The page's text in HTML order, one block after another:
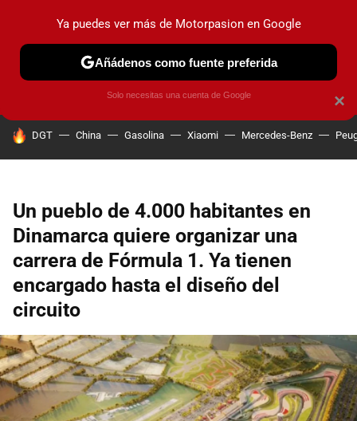
PRUEBAS COCHES ELÉCTRICOS OBSERVATORIO
HOY SE HABLA DE
DGT China Gasolina Xiaomi Mercedes-Benz
Un pueblo de 4.000 habitantes en
Dinamarca quiere organizar una
carrera de Fórmula 1. Ya tienen
encargado hasta el diseño del
circuito
×
Ya puedes ver más de Motorpasion en Google
Añádenos como fuente preferida
Solo necesitas una cuenta de Google